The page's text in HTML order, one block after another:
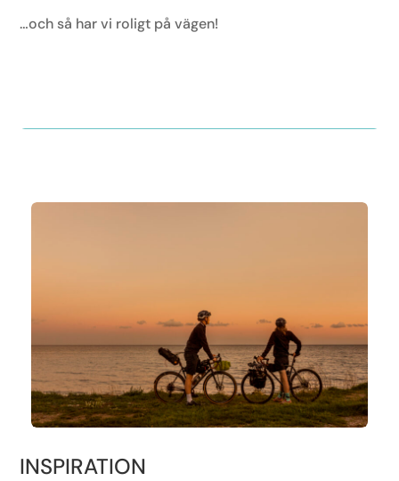
…och så har vi roligt på vägen!
INSPIRATION